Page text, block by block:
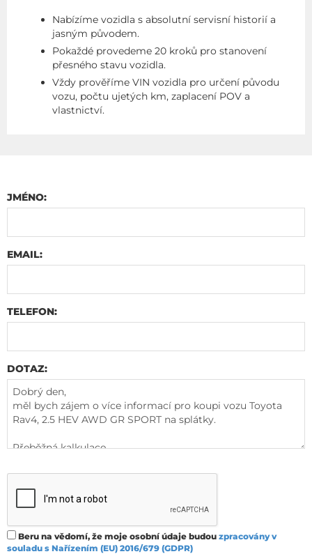
Nabízíme vozidla s absolutní servisní historií a
jasným původem.
Pokaždé provedeme 20 kroků pro stanovení
přesného stavu vozidla.
Vždy prověříme VIN vozidla pro určení původu
vozu, počtu ujetých km, zaplacení POV a
vlastnictví.
JMÉNO:
EMAIL:
TELEFON:
DOTAZ:
Beru na vědomí, že moje osobní údaje budou zpracovány v
souladu s Nařízením (EU) 2016/679 (GDPR)